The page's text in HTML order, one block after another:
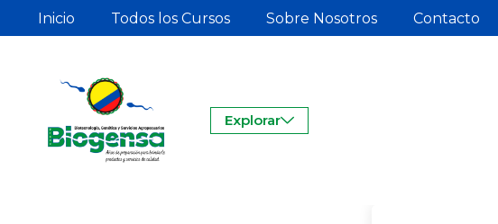
Inicio Todos los Cursos Sobre Nosotros Contacto
Explorar